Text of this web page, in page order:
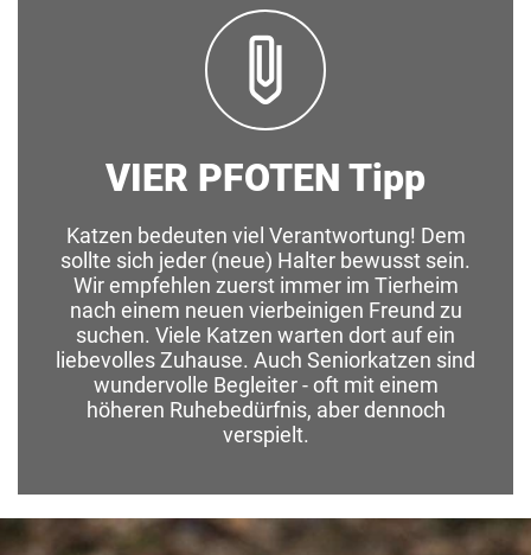
VIER PFOTEN Tipp
Katzen bedeuten viel Verantwortung! Dem
sollte sich jeder (neue) Halter bewusst sein.
Wir empfehlen zuerst immer im Tierheim
nach einem neuen vierbeinigen Freund zu
suchen. Viele Katzen warten dort auf ein
liebevolles Zuhause. Auch Seniorkatzen sind
wundervolle Begleiter - oft mit einem
höheren Ruhebedürfnis, aber dennoch
verspielt.